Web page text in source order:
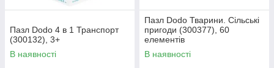
Пазл Dodo 4 в 1 Транспорт
(300132), 3+
В наявності
Пазл Dodo Тварини. Сільські
пригоди (300377), 60
елементів
В наявності